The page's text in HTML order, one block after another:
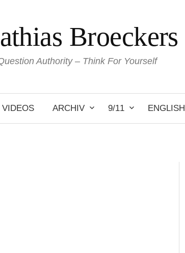
Broeckers
Authority – Think For Yourself
VIDEOS ARCHIV 9/11 ENGLISH